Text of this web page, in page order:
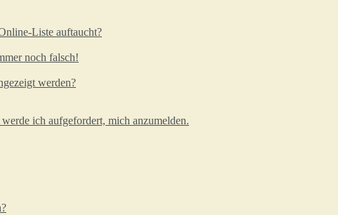
Liste auftaucht?
noch falsch!
werden?
ich aufgefordert, mich anzumelden.